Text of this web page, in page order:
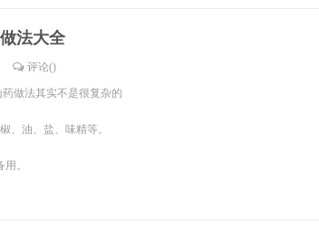
法大全
评论()
做法其实不是很复杂的
、油、盐、味精等。
。